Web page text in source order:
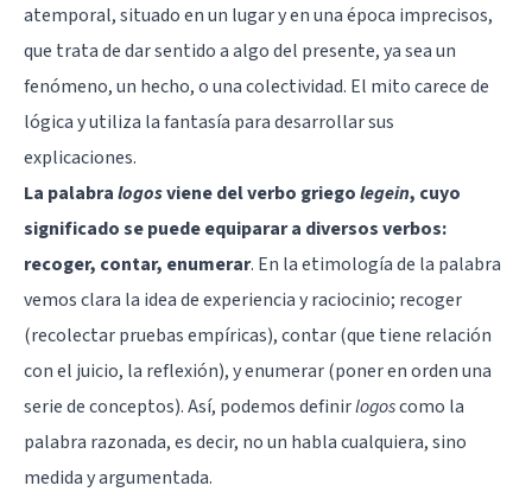
atemporal, situado en un lugar y en una época imprecisos,
que trata de dar sentido a algo del presente, ya sea un
fenómeno, un hecho, o una colectividad. El mito carece de
lógica y utiliza la fantasía para desarrollar sus
explicaciones.
La palabralogosviene del verbo griegolegein, cuyo
significado se puede equiparar a diversos verbos:
recoger, contar, enumerar. En la etimología de la palabra
vemos clara la idea de experiencia y raciocinio; recoger
(recolectar pruebas empíricas), contar (que tiene relación
con el juicio, la reflexión), y enumerar (poner en orden una
serie de conceptos). Así, podemos definirlogoscomo la
palabra razonada, es decir, no un habla cualquiera, sino
medida y argumentada.